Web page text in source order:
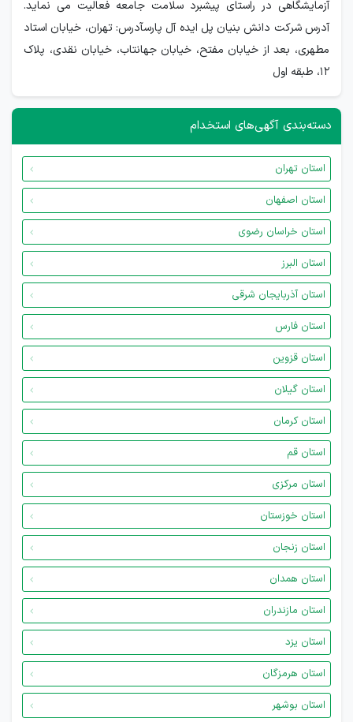
آزمایشگاهی در راستای پیشبرد سلامت جامعه فعالیت می نماید.
آدرس شرکت دانش بنیان پل ایده آل پارسآدرس: تهران، خیابان استاد
مطهری، بعد از خیابان مفتح، خیابان جهانتاب، خیابان نقدی، پلاك
۱۲، طبقه اول
دسته‌بندی آگهی‌های استخدام
استان تهران
استان اصفهان
استان خراسان رضوی
استان البرز
استان آذربایجان شرقی
استان فارس
استان قزوین
استان گیلان
استان کرمان
استان قم
استان مرکزی
استان خوزستان
استان زنجان
استان همدان
استان مازندران
استان یزد
استان هرمزگان
استان بوشهر